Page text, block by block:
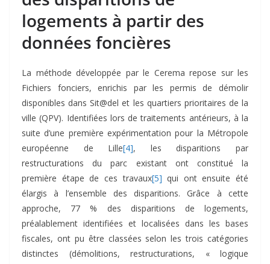
logements à partir des
données foncières
La méthode développée par le Cerema repose sur les
Fichiers fonciers, enrichis par les permis de démolir
disponibles dans Sit@del et les quartiers prioritaires de la
ville (QPV). Identifiées lors de traitements antérieurs, à la
suite d’une première expérimentation pour la Métropole
européenne de Lille[4], les disparitions par
restructurations du parc existant ont constitué la
première étape de ces travaux[5] qui ont ensuite été
élargis à l’ensemble des disparitions. Grâce à cette
approche, 77 % des disparitions de logements,
préalablement identifiées et localisées dans les bases
fiscales, ont pu être classées selon les trois catégories
distinctes (démolitions, restructurations, « logique